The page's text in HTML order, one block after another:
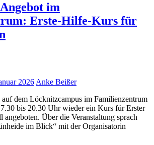
im
Erste-Hilfe-Kurs für
2026 Anke Beißer
dem Löcknitzcampus im Familienzentrum
bis 20.30 Uhr wieder ein Kurs für Erster
Über die Veranstaltung sprach
im Blick“ mit der Organisatorin